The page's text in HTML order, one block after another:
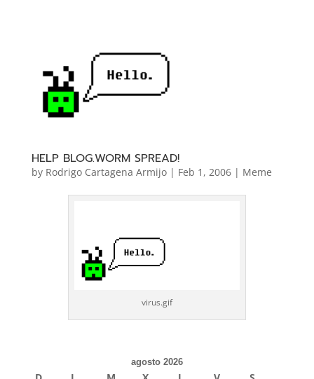
HELP BLOG.WORM SPREAD!
by Rodrigo Cartagena Armijo| Feb 1, 2006| Meme
virus.gif
agosto 2026